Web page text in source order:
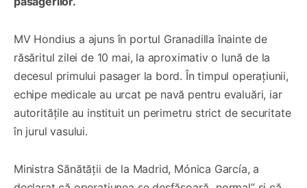
MV Hondius a ajuns în portul Granadilla înainte de
răsăritul zilei de 10 mai, la aproximativ o lună de la
decesul primului pasager la bord. În timpul operațiunii,
echipe medicale au urcat pe navă pentru evaluări, iar
autoritățile au instituit un perimetru strict de securitate
în jurul vasului.
Ministra Sănătății de la Madrid, Mónica García, a